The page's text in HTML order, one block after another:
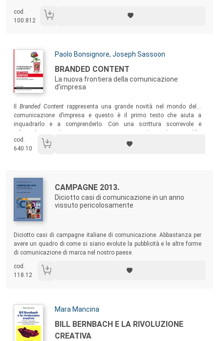
facoltà della comunicazione, infine agli stessi operatori delle agenzie
della comunicazione.
cod.
100.812
Autori:
Paolo Bonsignore, Joseph Sassoon
Titolo:
BRANDED CONTENT
La nuova frontiera della comunicazione
d'impresa
Sommario:
IlBranded Content rappresenta una grande novità nel mondo della
comunicazione d’impresa e questo è il primo testo che aiuta a
inquadrarlo e a comprenderlo. Con una scrittura scorrevole e
Hyunday, CocaCola, Lacta Greece, Ibm) e interviste ai maggiori esperti
sul tema.
cod.
640.10
Autori:
Titolo:
CAMPAGNE 2013.
Diciotto casi di comunicazione in un anno
vissuto pericolosamente
Diciotto casi di campagne italiane di comunicazione. Abbastanza per
avere un quadro di come si siano evolute la pubblicità e le altre forme
di comunicazione di marca nel nostro paese.
cod.
118.12
Autori:
Mara Mancina
Titolo:
BILL BERNBACH E LA RIVOLUZIONE
CREATIVA